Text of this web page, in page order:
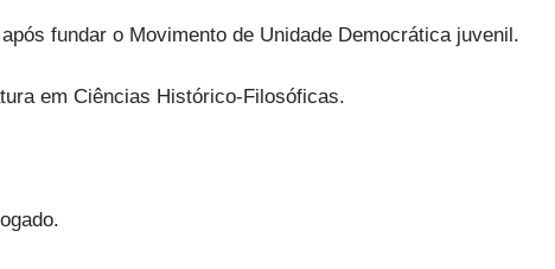
fundar o Movimento de Unidade Democrática juvenil.
em Ciências Histórico-Filosóficas.